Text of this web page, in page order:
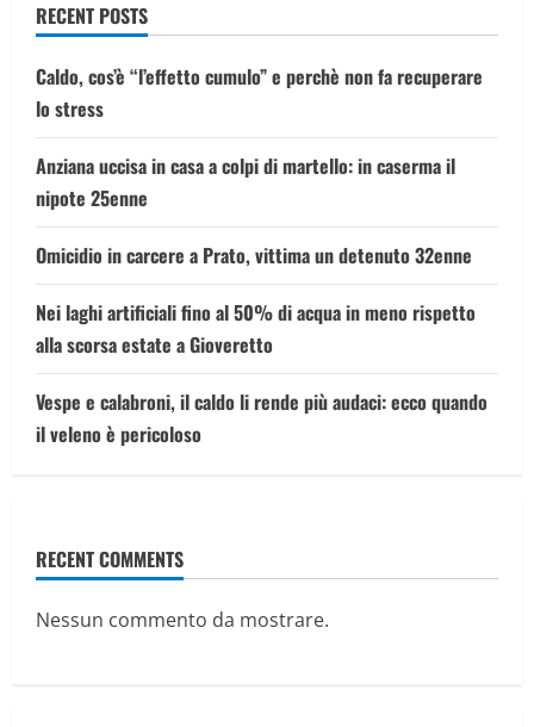
RECENT POSTS
Caldo, cos’è “l’effetto cumulo” e perchè non fa recuperare
lo stress
Anziana uccisa in casa a colpi di martello: in caserma il
nipote 25enne
Omicidio in carcere a Prato, vittima un detenuto 32enne
Nei laghi artificiali fino al 50% di acqua in meno rispetto
alla scorsa estate a Gioveretto
Vespe e calabroni, il caldo li rende più audaci: ecco quando
il veleno è pericoloso
RECENT COMMENTS
Nessun commento da mostrare.